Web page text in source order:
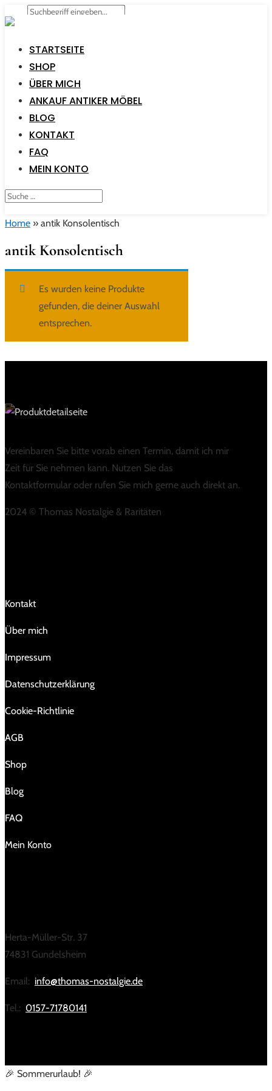
STARTSEITE
SHOP
ÜBER MICH
ANKAUF ANTIKER MÖBEL
BLOG
KONTAKT
FAQ
MEIN KONTO
Home » antik Konsolentisch
antik Konsolentisch
Es wurden keine Produkte
gefunden, die deiner Auswahl
entsprechen.
Vereinbaren Sie bitte vorab einen Termin, damit ich mir
Zeit für Sie nehmen kann. Nutzen Sie das
Kontaktformular oder rufen Sie mich gerne auch direkt an.
2024 © Thomas Nostalgie & Raritäten
Kontakt
Über mich
Impressum
Da­ten­schutz­er­klä­rung
Cookie-Richtlinie
AGB
Shop
Blog
FAQ
Mein Konto
Herta-Müller-Str. 37
74831 Gundelsheim
Email: info@thomas-nostalgie.de
Tel.: 0157-71780141
🎉 Sommerurlaub! 🎉